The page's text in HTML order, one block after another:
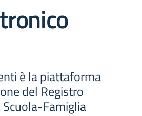
è la piattaforma
del Registro
Famiglia